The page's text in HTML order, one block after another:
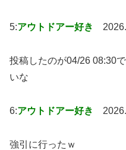
5:アウトドアー好き
投稿したのが04/26 08:30
いな
6:アウトドアー好き
強引に行ったｗ